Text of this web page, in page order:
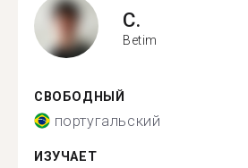
C.
Betim
СВОБОДНЫЙ
португальский
ИЗУЧАЕТ